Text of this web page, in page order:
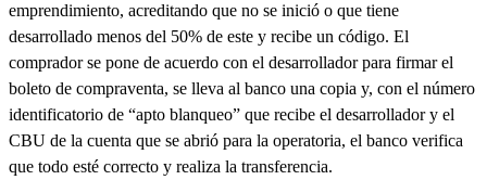
emprendimiento, acreditando que no se inició o que tiene
desarrollado menos del 50% de este y recibe un código. El
comprador se pone de acuerdo con el desarrollador para firmar el
boleto de compraventa, se lleva al banco una copia y, con el número
identificatorio de “apto blanqueo” que recibe el desarrollador y el
CBU de la cuenta que se abrió para la operatoria, el banco verifica
que todo esté correcto y realiza la transferencia.